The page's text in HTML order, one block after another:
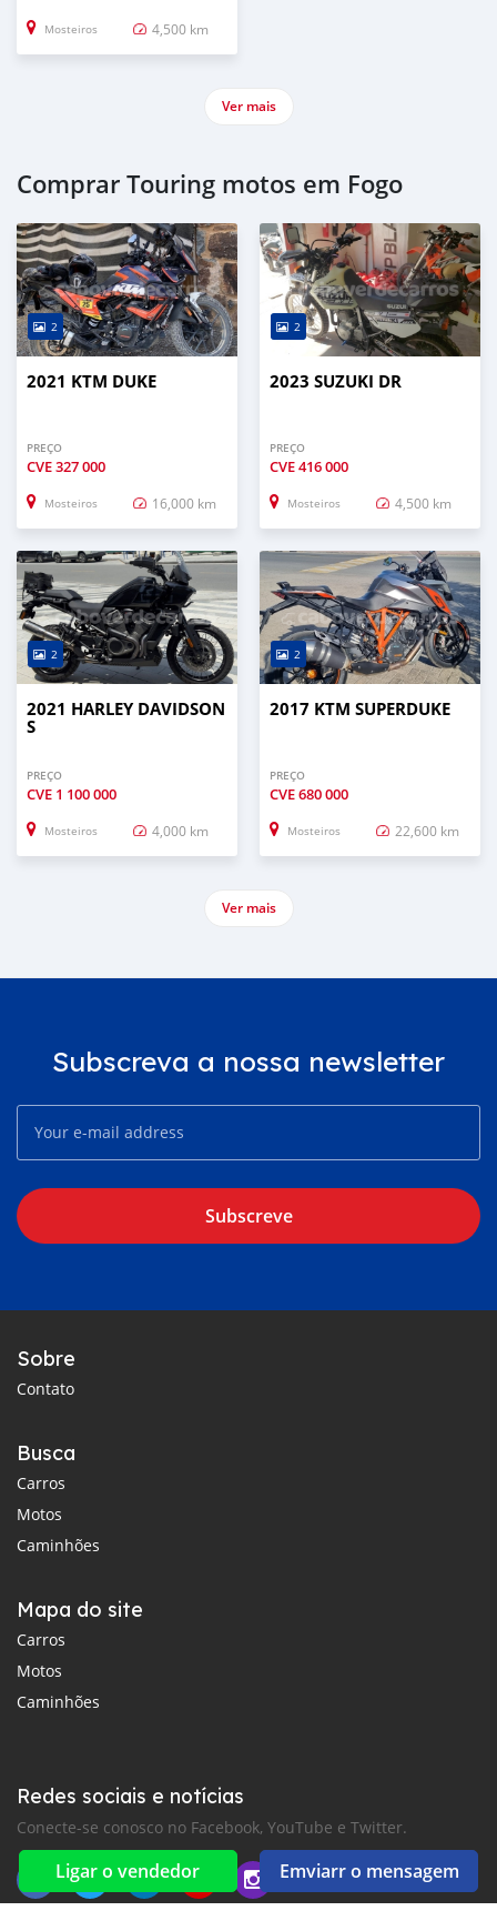
Ligar o vendedor Emviarr o mensagem
Mosteiros 4,500 km
Ver mais
Comprar Touring motos em Fogo
2
2021 KTM DUKE
PREÇO
CVE327 000
Mosteiros 16,000 km
2
2023 SUZUKI DR
PREÇO
CVE416 000
Mosteiros 4,500 km
2
2021 HARLEY DAVIDSON
S
PREÇO
CVE 1 100 000
Mosteiros 4,000 km
2
2017 KTM SUPERDUKE
PREÇO
CVE680 000
Mosteiros 22,600 km
Ver mais
Subscreva a nossa newsletter
Subscreve
Sobre
Contato
Busca
Carros
Motos
Caminhões
Mapa do site
Carros
Motos
Caminhões
Redes sociais e notícias
Conecte-se conosco no Facebook, YouTube e Twitter.